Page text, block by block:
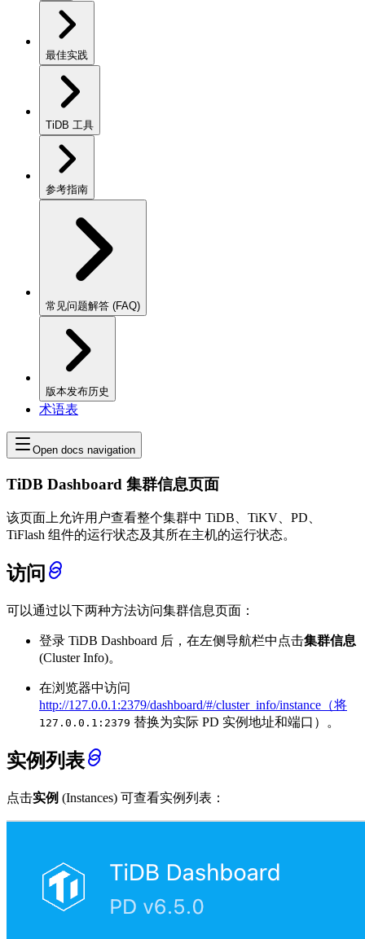
最佳实践
TiDB 工具
参考指南
常见问题解答 (FAQ)
版本发布历史
术语表
Open docs navigation
TiDB Dashboard 集群信息页面
该页面上允许用户查看整个集群中 TiDB、TiKV、PD、
TiFlash 组件的运行状态及其所在主机的运行状态。
访问
可以通过以下两种方法访问集群信息页面：
登录 TiDB Dashboard 后，在左侧导航栏中点击集群信息
(Cluster Info)。
在浏览器中访问
http://127.0.0.1:2379/dashboard/#/cluster_info/instance（将
127.0.0.1:2379 替换为实际 PD 实例地址和端口）。
实例列表
点击实例 (Instances) 可查看实例列表：